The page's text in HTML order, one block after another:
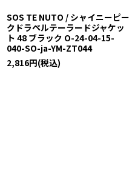
SOS TE NUTO / シャイニーピー
クドラペルテーラードジャケッ
ト 48 ブラック O-24-04-15-
040-SO-ja-YM-ZT044
2,816円(税込)